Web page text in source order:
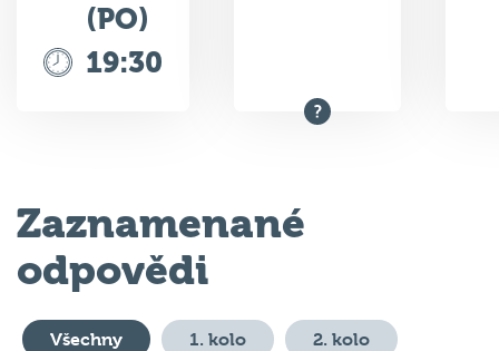
(PO)
19:30
Zaznamenané
odpovědi
Všechny 1. kolo 2. kolo